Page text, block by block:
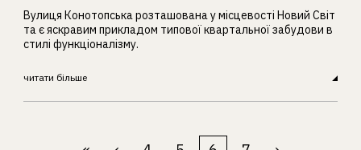
Вулиця Конотопська розташована у місцевості Новий Світ
та є яскравим прикладом типової квартальної забудови в
стилі функціоналізму.
читати більше